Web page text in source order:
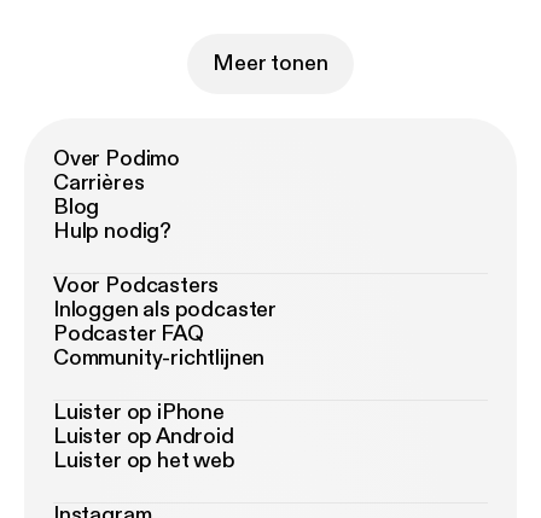
Meer tonen
Over Podimo
Carrières
Blog
Hulp nodig?
Voor Podcasters
Inloggen als podcaster
Podcaster FAQ
Community-richtlijnen
Luister op iPhone
Luister op Android
Luister op het web